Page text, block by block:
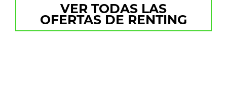
VER TODAS LAS
OFERTAS DE RENTING